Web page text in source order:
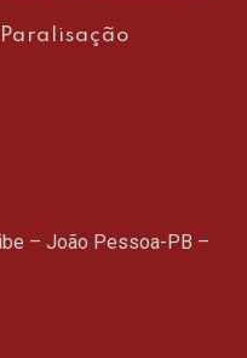
Paralisação
– João Pessoa-PB –